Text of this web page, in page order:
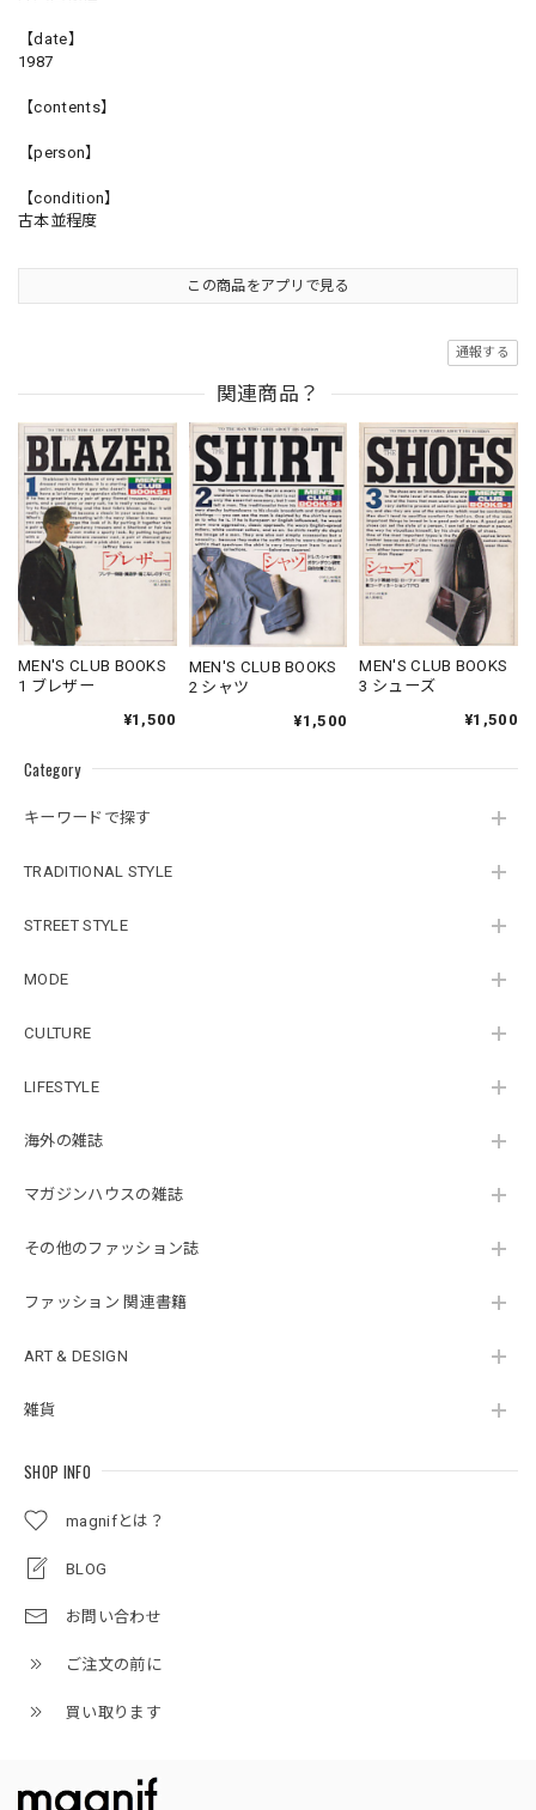
Category
キーワードで探す
TRADITIONAL STYLE
STREET STYLE
MODE
CULTURE
LIFESTYLE
海外の雑誌
マガジンハウスの雑誌
その他のファッション誌
ファッション 関連書籍
ART & DESIGN
雑貨
SHOP INFO
magnifとは？
BLOG
お問い合わせ
ご注文の前に
買い取ります
【date】
1987
【contents】
【person】
【condition】
古本並程度
この商品をアプリで見る
通報する
関連商品？
MEN'S CLUB BOOKS
1 ブレザー
¥1,500
MEN'S CLUB BOOKS
2 シャツ
¥1,500
MEN'S CLUB BOOKS
3 シューズ
¥1,500